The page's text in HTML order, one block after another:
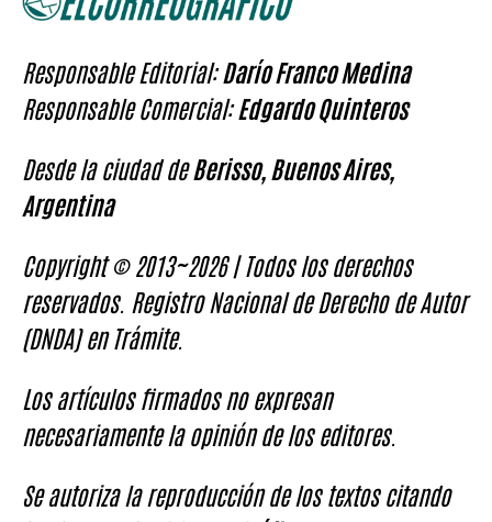
Responsable Editorial:Darío Franco Medina
Responsable Comercial:Edgardo Quinteros
Desde la ciudad deBerisso, Buenos Aires,
Argentina
Copyright © 2013~2026 | Todos los derechos
reservados. Registro Nacional de Derecho de Autor
(DNDA) en Trámite.
Los artículos firmados no expresan
necesariamente la opinión de los editores.
Se autoriza la reproducción de los textos citando